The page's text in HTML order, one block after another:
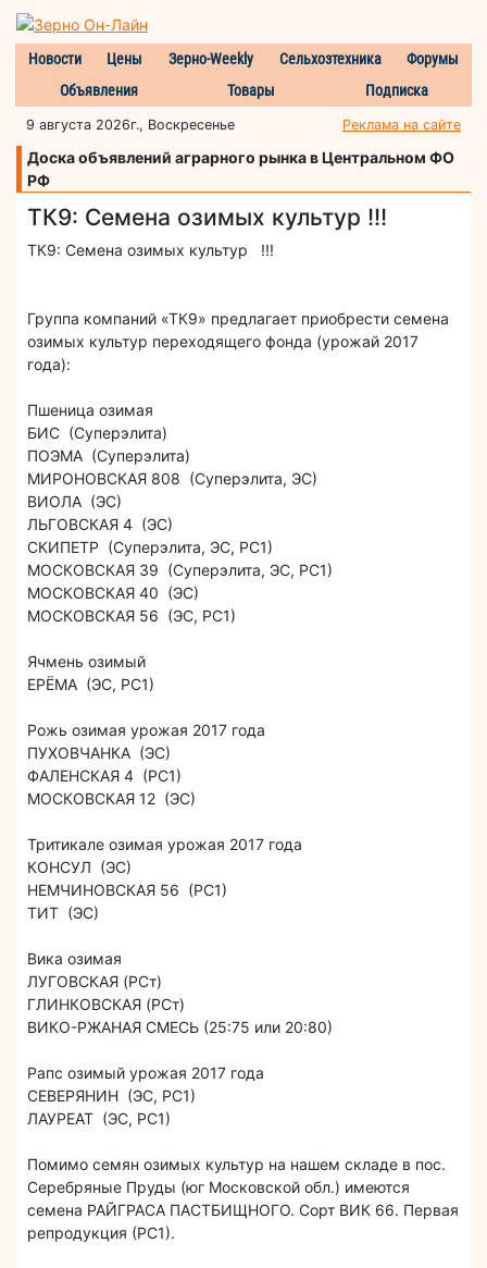
Новости Цены Зерно-Weekly Сельхозтехника
Форумы
Объявления
Товары Подписка
9 августа 2026г., Воскресенье Реклама на сайте
Доска объявлений аграрного рынка в Центральном ФО
РФ
ТК9: Семена озимых культур !!!
ТК9: Семена озимых культур !!!
Группа компаний «ТК9» предлагает приобрести семена
озимых культур переходящего фонда (урожай 2017
года):
Пшеница озимая
БИС (Суперэлита)
ПОЭМА (Суперэлита)
МИРОНОВСКАЯ 808 (Суперэлита, ЭС)
ВИОЛА (ЭС)
ЛЬГОВСКАЯ 4 (ЭС)
СКИПЕТР (Суперэлита, ЭС, РС1)
МОСКОВСКАЯ 39 (Суперэлита, ЭС, РС1)
МОСКОВСКАЯ 40 (ЭС)
МОСКОВСКАЯ 56 (ЭС, РС1)
Ячмень озимый
ЕРЁМА (ЭС, РС1)
Рожь озимая урожая 2017 года
ПУХОВЧАНКА (ЭС)
ФАЛЕНСКАЯ 4 (РС1)
МОСКОВСКАЯ 12 (ЭС)
Тритикале озимая урожая 2017 года
КОНСУЛ (ЭС)
НЕМЧИНОВСКАЯ 56 (РС1)
ТИТ (ЭС)
Вика озимая
ЛУГОВСКАЯ (РСт)
ГЛИНКОВСКАЯ (РСт)
ВИКО-РЖАНАЯ СМЕСЬ (25:75 или 20:80)
Рапс озимый урожая 2017 года
СЕВЕРЯНИН (ЭС, РС1)
ЛАУРЕАТ (ЭС, РС1)
Помимо семян озимых культур на нашем складе в пос.
Серебряные Пруды (юг Московской обл.) имеются
семена РАЙГРАСА ПАСТБИЩНОГО. Сорт ВИК 66. Первая
репродукция (РС1).